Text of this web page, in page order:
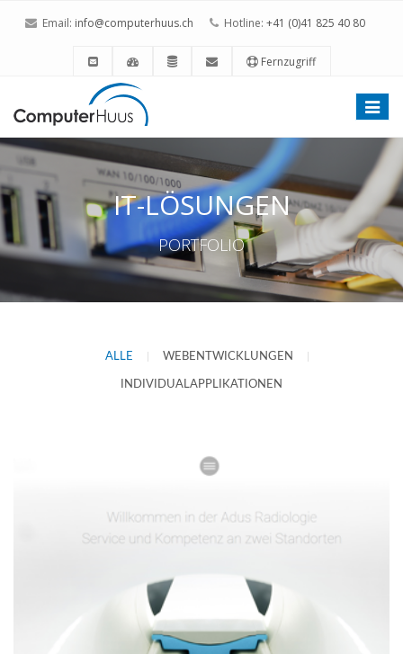
Email: info@computerhuus.ch Hotline: +41 (0)41 825 40 80
Fernzugriff
Toggle
IT-LÖSUNGEN
PORTFOLIO
ALLE WEBENTWICKLUNGEN
INDIVIDUALAPPLIKATIONEN